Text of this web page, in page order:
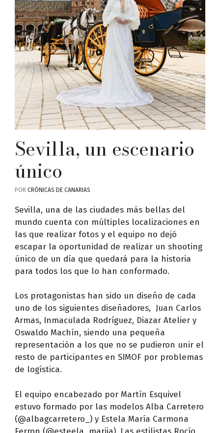
Sevilla, un escenario
único
POR CRÓNICAS DE CANARIAS
Sevilla, una de las ciudades más bellas del
mundo cuenta con múltiples localizaciones en
las que realizar fotos y el equipo no dejó
escapar la oportunidad de realizar un shooting
único de un día que quedará para la historia
para todos los que lo han conformado.
Los protagonistas han sido un diseño de cada
uno de los siguientes diseñadores, Juan Carlos
Armas, Inmaculada Rodríguez, Diazar Atelier y
Oswaldo Machín, siendo una pequeña
representación a los que no se pudieron unir el
resto de participantes en SIMOF por problemas
de logística.
El equipo encabezado por Martín Esquivel
estuvo formado por las modelos Alba Carretero
(@albagcarretero_) y Estela María Carmona